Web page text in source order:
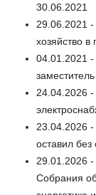
30.06.2021
29.06.2021
хозяйство
04.01.2021 -
24.04.2026 -
23.04.2026 -
оставил без
29.01.2026 -
Собрания